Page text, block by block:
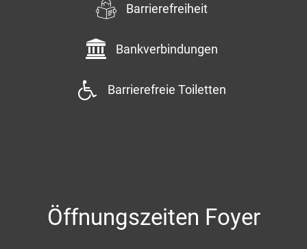
Barrierefreiheit
Bankverbindungen
Barrierefreie Toiletten
Öffnungszeiten Foyer